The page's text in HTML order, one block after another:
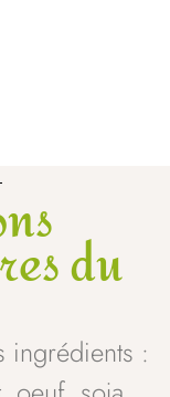
du
ingrédients :